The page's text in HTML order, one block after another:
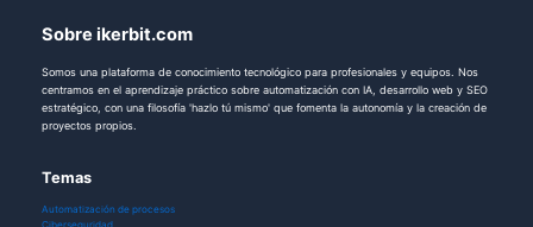
Sobre ikerbit.com
Somos una plataforma de conocimiento tecnológico para profesionales y equipos. Nos
centramos en el aprendizaje práctico sobre automatización con IA, desarrollo web y SEO
estratégico, con una filosofía 'hazlo tú mismo' que fomenta la autonomía y la creación de
proyectos propios.
Temas
Automatización de procesos